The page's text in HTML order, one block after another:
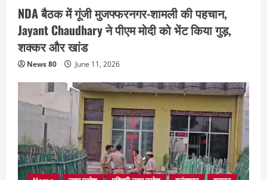
NDA बैठक में गूंजी मुजफ्फरनगर-शामली की पहचान,
Jayant Chaudhary ने पीएम मोदी को भेंट किया गुड़,
शक्कर और खांड
News 80 June 11, 2026